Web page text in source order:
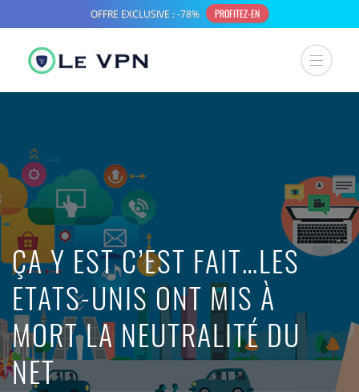
ÇA Y EST C’EST FAIT…LES
ETATS-UNIS ONT MIS À
MORT LA NEUTRALITÉ DU
NET